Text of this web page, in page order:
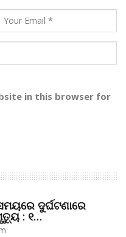
in this browser for
ଦୁର୍ଘଟଣାରେ
: ୧…